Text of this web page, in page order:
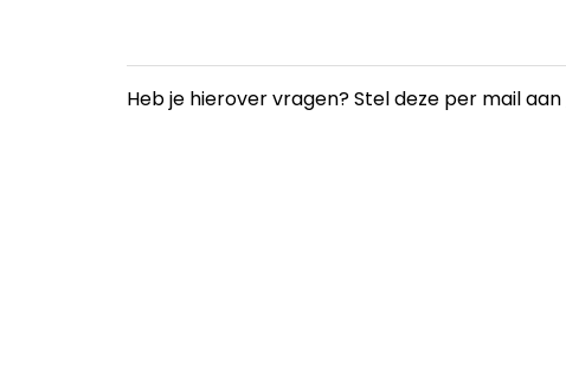
Heb je hierover vragen? Stel deze per mail aan